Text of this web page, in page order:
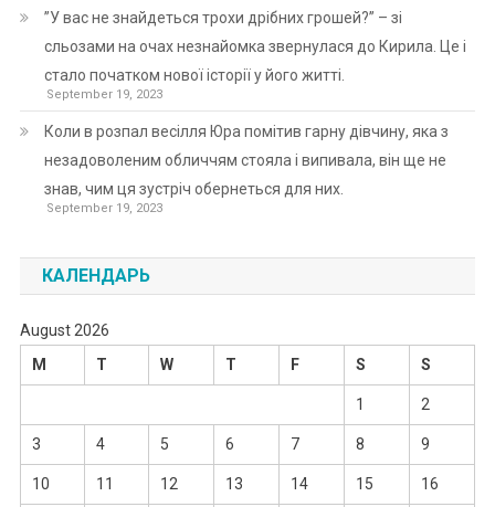
”У вас не знайдеться трохи дрібних грошей?” – зі
сльозами на очах незнайомка звернулася до Кирила. Це і
стало початком нової історії у його житті.
September 19, 2023
Коли в розпал весілля Юра помітив гарну дівчину, яка з
незадоволеним обличчям стояла і випивала, він ще не
знав, чим ця зустріч обернеться для них.
September 19, 2023
КАЛЕНДАРЬ
August 2026
M
T W T F S S
1 2
3 4 5 6 7 8 9
10 11 12 13 14 15 16